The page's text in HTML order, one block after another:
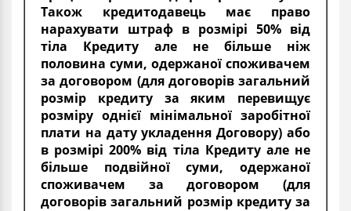
Також кредитодавець має право
нарахувати штраф в розмірі 50% від
тіла Кредиту але не більше ніж
половина суми, одержаної споживачем
за договором (для договорів загальний
розмір кредиту за яким перевищує
розміру однієї мінімальної заробітної
плати на дату укладення Договору) або
в розмірі 200% від тіла Кредиту але не
більше подвійної суми, одержаної
споживачем за договором (для
договорів загальний розмір кредиту за